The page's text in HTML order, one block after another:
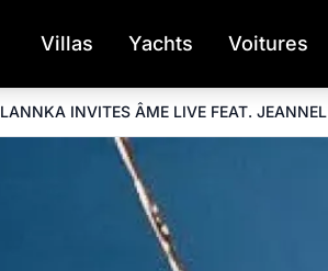
Villas Yachts Voitures
LANNKA INVITES ÂME LIVE FEAT. JEANNEL